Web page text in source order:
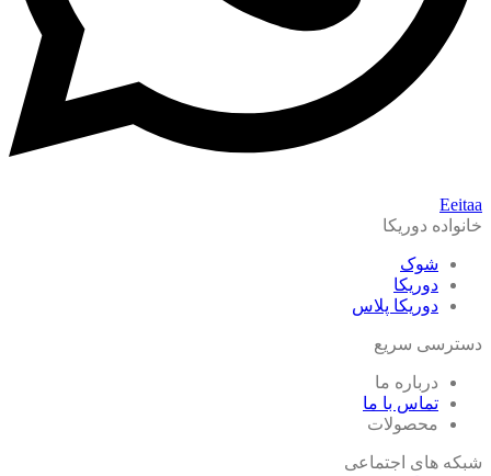
Eeitaa
خانواده دوریکا
شوک
دوریکا
دوریکا پلاس
دسترسی سریع
درباره ما
تماس با ما
محصولات
شبکه های اجتماعی